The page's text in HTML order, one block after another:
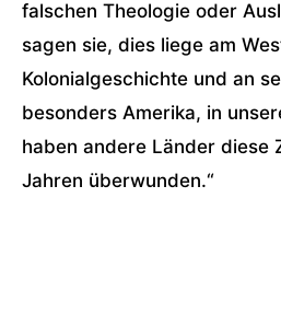
falschen Theologie oder
sagen sie, dies liege am
Kolonialgeschichte und an
besonders Amerika, in
haben andere Länder diese
Jahren überwunden.“